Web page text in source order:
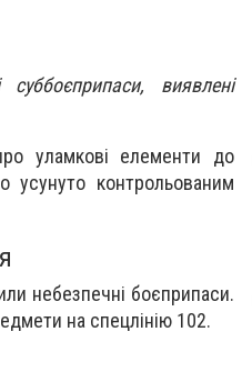
виявлені
уламкові елементи до
усунуто контрольованим
небезпечні боєприпаси.
на спецлінію 102.